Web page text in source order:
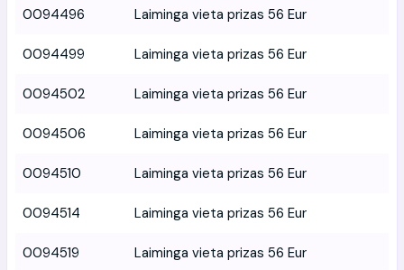
0094496 Laiminga vieta prizas 56 Eur
0094499 Laiminga vieta prizas 56 Eur
0094502 Laiminga vieta prizas 56 Eur
0094506 Laiminga vieta prizas 56 Eur
0094510 Laiminga vieta prizas 56 Eur
0094514 Laiminga vieta prizas 56 Eur
0094519 Laiminga vieta prizas 56 Eur